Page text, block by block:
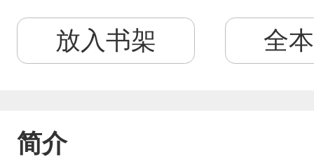
放入书架 全
简介